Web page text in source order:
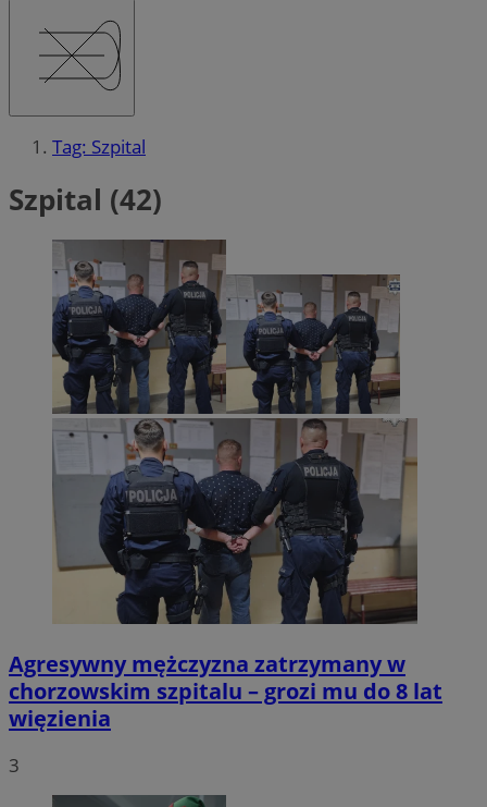
Tag: Szpital
Szpital (42)
Agresywny mężczyzna zatrzymany w
chorzowskim szpitalu – grozi mu do 8 lat
więzienia
3